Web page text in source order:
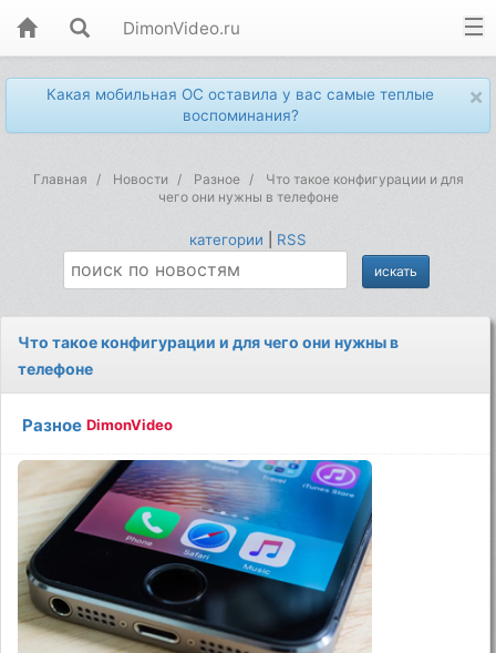
DimonVideo.ru
×
Какая мобильная ОС оставила у вас самые теплые
воспоминания?
Главная Новости Разное
Что такое конфигурации и для
чего они нужны в телефоне
категории RSS
Что такое конфигурации и для чего они нужны в
телефоне
Разное DimonVideo